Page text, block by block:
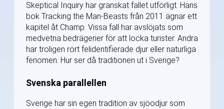
Skeptical Inquiry har granskat fallet utförligt. Hans
bok Tracking the Man-Beasts från 2011 ägnar ett
kapitel åt Champ. Vissa fall har avslöjats som
medvetna bedrägerier för att locka turister. Andra
har troligen rört felidentifierade djur eller naturliga
fenomen. Hur ser då traditionen ut i Sverige?
Svenska parallellen
Sverige har sin egen tradition av sjöodjur som